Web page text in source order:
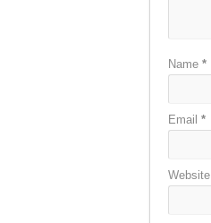
Name *
Email *
Website